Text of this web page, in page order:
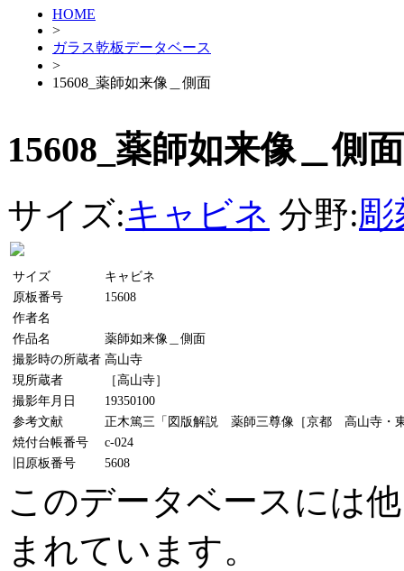
HOME
>
ガラス乾板データベース
>
15608_薬師如来像＿側面
15608_薬師如来像＿側面
サイズ:キャビネ 分野:彫
サイズ
キャビネ
原板番号
15608
作者名
作品名
薬師如来像＿側面
撮影時の所蔵者 高山寺
現所蔵者
［高山寺］
撮影年月日
19350100
参考文献
正木篤三「図版解説 薬師三尊像［京都 高山寺・
焼付台帳番号
c-024
旧原板番号
5608
このデータベースには
まれています。